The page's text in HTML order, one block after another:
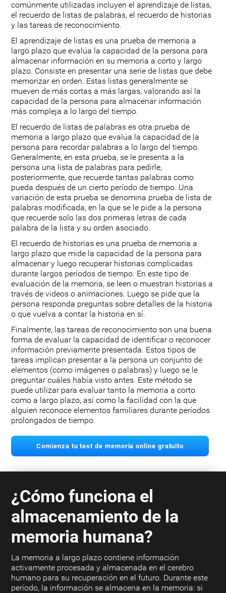
comúnmente utilizadas incluyen el aprendizaje de listas,
el recuerdo de listas de palabras, el recuerdo de historias
y las tareas de reconocimiento.
El aprendizaje de listas es una prueba de memoria a
largo plazo que evalúa la capacidad de la persona para
almacenar información en su memoria a corto y largo
plazo. Consiste en presentar una serie de listas que debe
memorizar en orden. Estas listas generalmente se
mueven de más cortas a más largas, valorando así la
capacidad de la persona para almacenar información
más compleja a lo largo del tiempo.
El recuerdo de listas de palabras es otra prueba de
memoria a largo plazo que evalúa la capacidad de la
persona para recordar palabras a lo largo del tiempo.
Generalmente, en esta prueba, se le presenta a la
persona una lista de palabras para pedirle,
posteriormente, que recuerde tantas palabras como
pueda después de un cierto período de tiempo. Una
variación de esta prueba se denomina prueba de lista de
palabras modificada, en la que se le pide a la persona
que recuerde solo las dos primeras letras de cada
palabra de la lista y su orden asociado.
El recuerdo de historias es una prueba de memoria a
largo plazo que mide la capacidad de la persona para
almacenar y luego recuperar historias complicadas
durante largos períodos de tiempo. En este tipo de
evaluación de la memoria, se leen o muestran historias a
través de videos o animaciones. Luego se pide que la
persona responda preguntas sobre detalles de la historia
o que vuelva a contar la historia en sí.
Finalmente, las tareas de reconocimiento son una buena
forma de evaluar la capacidad de identificar o reconocer
información previamente presentada. Estos tipos de
tareas implican presentar a la persona un conjunto de
elementos (como imágenes o palabras) y luego se le
preguntar cuáles había visto antes. Este método se
puede utilizar para evaluar tanto la memoria a corto
como a largo plazo, así como la facilidad con la que
alguien reconoce elementos familiares durante períodos
prolongados de tiempo.
Comienza tu test de memoria online gratuito
¿Cómo funciona el
almacenamiento de la
memoria humana?
La memoria a largo plazo contiene información
activamente procesada y almacenada en el cerebro
humano para su recuperación en el futuro. Durante este
período, la información se almacena en la memoria: si